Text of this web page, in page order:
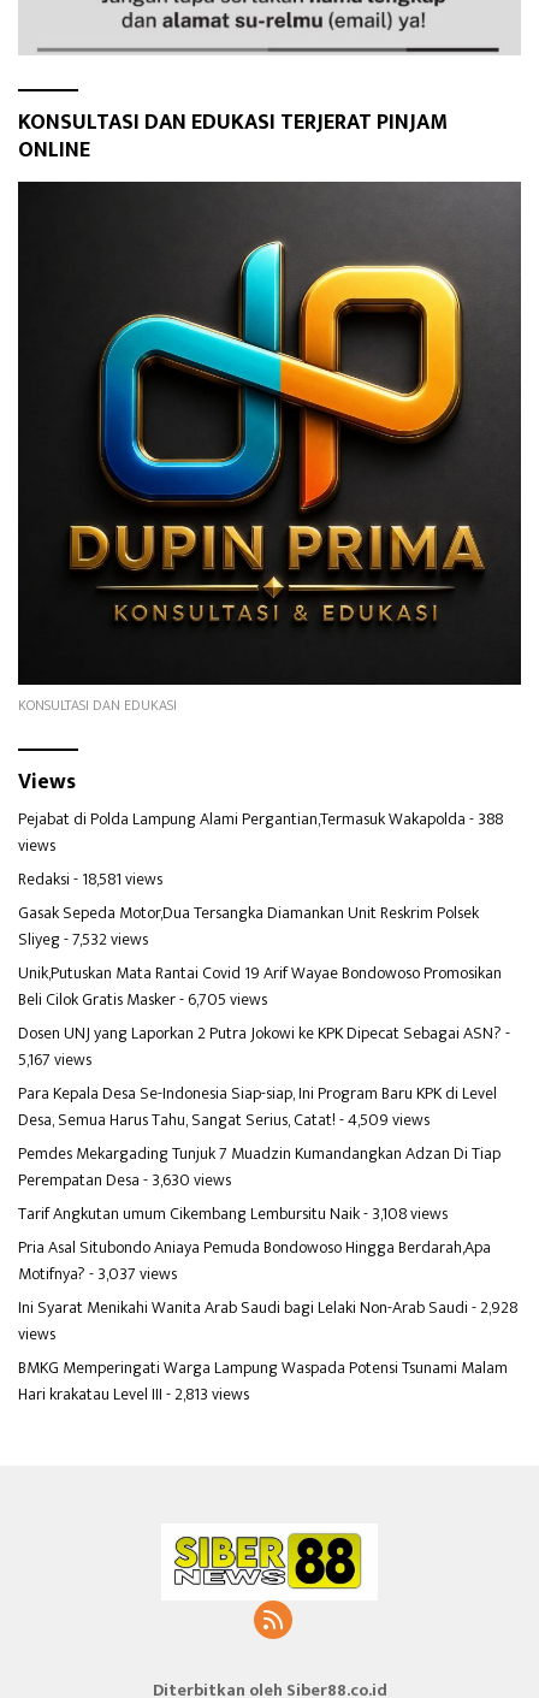
KONSULTASI DAN EDUKASI TERJERAT PINJAM
ONLINE
KONSULTASI DAN EDUKASI
Views
Pejabat di Polda Lampung Alami Pergantian,Termasuk Wakapolda- 388
views
Redaksi- 18,581 views
Gasak Sepeda Motor,Dua Tersangka Diamankan Unit Reskrim Polsek
Sliyeg- 7,532 views
Unik,Putuskan Mata Rantai Covid 19 Arif Wayae Bondowoso Promosikan
Beli Cilok Gratis Masker- 6,705 views
Dosen UNJ yang Laporkan 2 Putra Jokowi ke KPK Dipecat Sebagai ASN?-
5,167 views
Para Kepala Desa Se-Indonesia Siap-siap, Ini Program Baru KPK di Level
Desa, Semua Harus Tahu, Sangat Serius, Catat!- 4,509 views
Pemdes Mekargading Tunjuk 7 Muadzin Kumandangkan Adzan Di Tiap
Perempatan Desa- 3,630 views
Tarif Angkutan umum Cikembang Lembursitu Naik- 3,108 views
Pria Asal Situbondo Aniaya Pemuda Bondowoso Hingga Berdarah,Apa
Motifnya?- 3,037 views
Ini Syarat Menikahi Wanita Arab Saudi bagi Lelaki Non-Arab Saudi- 2,928
views
BMKG Memperingati Warga Lampung Waspada Potensi Tsunami Malam
Hari krakatau Level III- 2,813 views
Diterbitkan oleh Siber88.co.id